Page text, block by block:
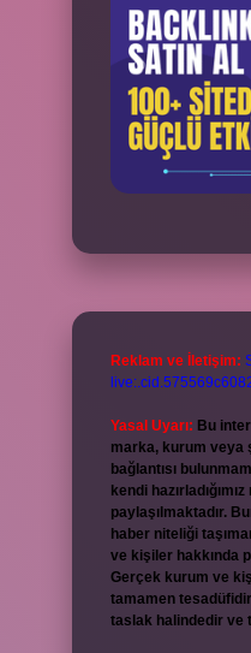
Reklam ve İletişim:
Yasal Uyarı: Bu
marka, kurum veya
bağlantısı
kendi
paylaşılmaktadır.
haber niteliği
ve kişiler hakkında
Gerçek kurum ve
tamamen
taslak halindedir ve